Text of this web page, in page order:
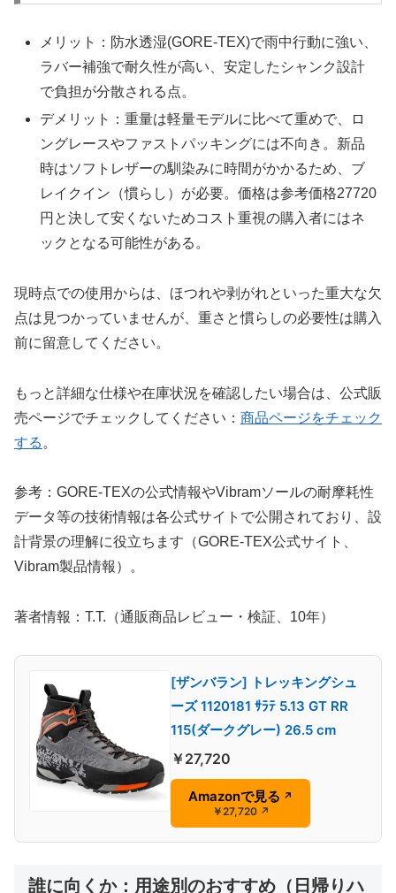
メリット：防水透湿(GORE-TEX)で雨中行動に強い、
ラバー補強で耐久性が高い、安定したシャンク設計
で負担が分散される点。
デメリット：重量は軽量モデルに比べて重めで、ロ
ングレースやファストパッキングには不向き。新品
時はソフトレザーの馴染みに時間がかかるため、ブ
レイクイン（慣らし）が必要。価格は参考価格27720
円と決して安くないためコスト重視の購入者にはネ
ックとなる可能性がある。
現時点での使用からは、ほつれや剥がれといった重大な欠
点は見つかっていませんが、重さと慣らしの必要性は購入
前に留意してください。
もっと詳細な仕様や在庫状況を確認したい場合は、公式販
売ページでチェックしてください： 商品ページをチェック
する 。
参考：GORE-TEXの公式情報やVibramソールの耐摩耗性
データ等の技術情報は各公式サイトで公開されており、設
計背景の理解に役立ちます（GORE-TEX公式サイト、
Vibram製品情報）。
著者情報：T.T.（通販商品レビュー・検証、10年）
[ザンバラン] トレッキングシュ
ーズ 1120181 ｻﾗﾃ 5.13 GT RR
115(ダークグレー) 26.5 cm
￥27,720
Amazonで見る ↗
￥27,720 ↗
誰に向くか：用途別のおすすめ（日帰りハ